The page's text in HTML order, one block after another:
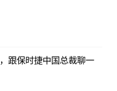
跟保时捷中国总裁聊一